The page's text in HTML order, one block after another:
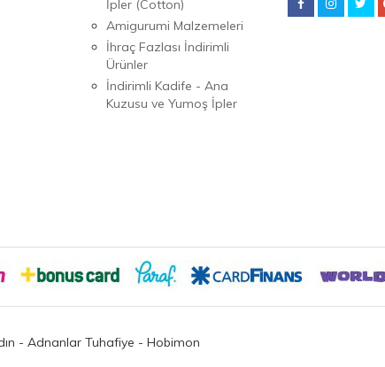
İpler (Cotton)
Amigurumi Malzemeleri
İhraç Fazlası İndirimli
Ürünler
İndirimli Kadife - Ana
Kuzusu ve Yumoş İpler
- Adnanlar Tuhafiye - Hobimon